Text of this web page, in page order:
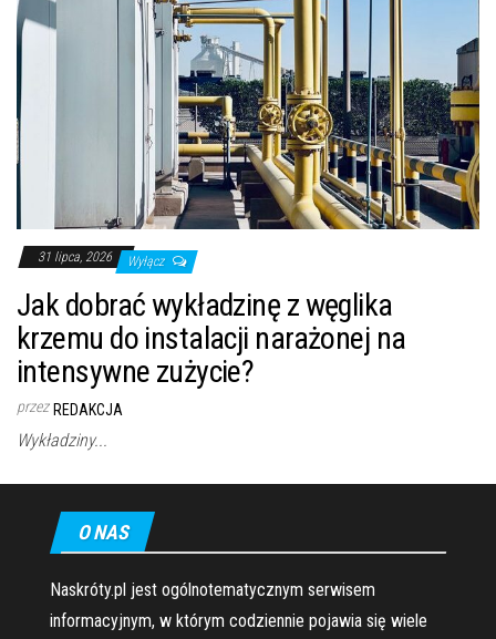
31 lipca, 2026 Wyłącz
Jak dobrać wykładzinę z węglika
krzemu do instalacji narażonej na
intensywne zużycie?
przez REDAKCJA
Wykładziny...
O NAS
Naskróty.pl jest ogólnotematycznym serwisem
informacyjnym, w którym codziennie pojawia się wiele